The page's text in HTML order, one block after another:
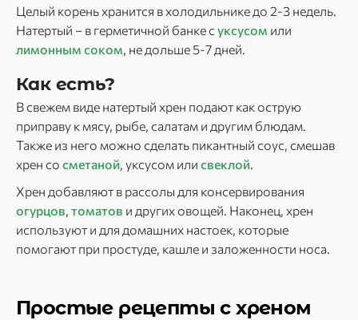
Целый корень хранится в холодильнике до 2-3 недель.
Натертый – в герметичной банке с уксусом или
лимонным соком, не дольше 5-7 дней.
Как есть?
В свежем виде натертый хрен подают как острую
приправу к мясу, рыбе, салатам и другим блюдам.
Также из него можно сделать пикантный соус, смешав
хрен со сметаной, уксусом или свеклой.
Хрен добавляют в рассолы для консервирования
огурцов, томатов и других овощей. Наконец, хрен
используют и для домашних настоек, которые
помогают при простуде, кашле и заложенности носа.
Простые рецепты с хреном